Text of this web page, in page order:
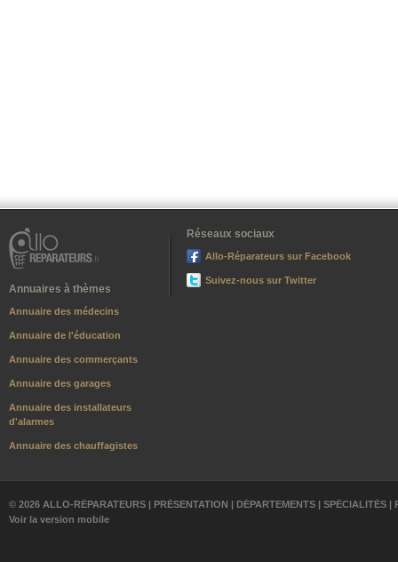
Annuaires à thèmes
Annuaire des médecins
Annuaire de l'éducation
Annuaire des commerçants
Annuaire des garages
Annuaire des installateurs
d'alarmes
Annuaire des chauffagistes
Réseaux sociaux
Allo-Réparateurs sur Facebook
Suivez-nous sur Twitter
© 2026 ALLO-RÉPARATEURS | PRÉSENTATION | DÉPARTEMENTS | SPÉCIALITÉS |
Voir la version mobile